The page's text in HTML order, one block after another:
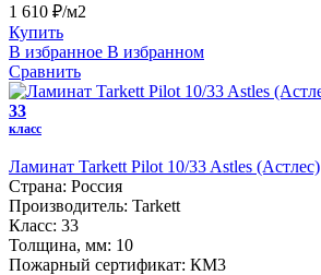
1 610 ₽/м2
Купить
В избранное В избранном
Сравнить
33
класс
Ламинат Tarkett Pilot 10/33 Astles (Астлес)
Страна: Россия
Производитель: Tarkett
Класс: 33
Толщина, мм: 10
Пожарный сертификат: КМ3